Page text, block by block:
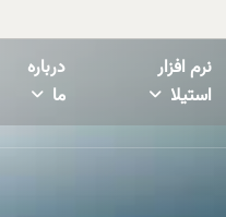
نرم افزار
استیلا
درباره
ما